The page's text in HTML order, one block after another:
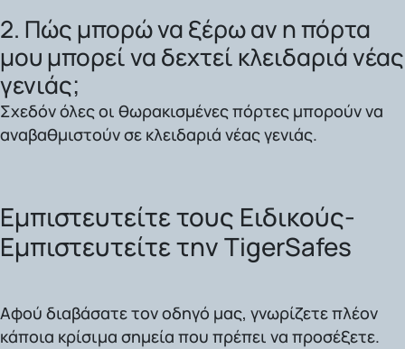
2. Πώς μπορώ να ξέρω αν η πόρτα
μου μπορεί να δεχτεί κλειδαριά νέας
γενιάς;
Σχεδόν όλες οι θωρακισμένες πόρτες μπορούν να
αναβαθμιστούν σε κλειδαριά νέας γενιάς.
Εμπιστευτείτε τους Ειδικούς-
Εμπιστευτείτε την TigerSafes
Αφού διαβάσατε τον οδηγό μας, γνωρίζετε πλέον
κάποια κρίσιμα σημεία που πρέπει να προσέξετε.